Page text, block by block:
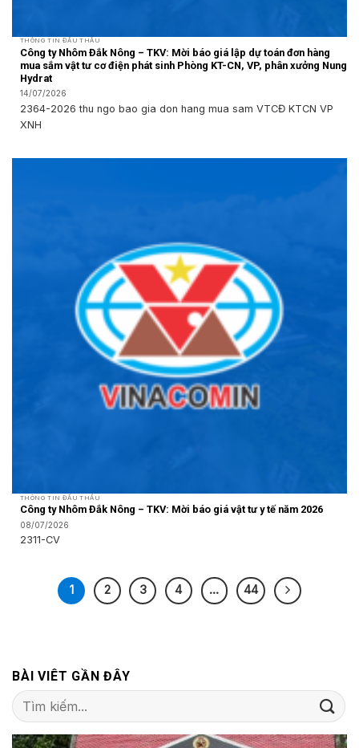
THÔNG TIN ĐẤU THẦU
Công ty Nhôm Đắk Nông – TKV: Mời báo giá lập dự toán đơn hàng
mua sắm vật tư cơ điện phát sinh Phòng KT-CN, VP, phân xưởng Nung
Hydrat
14/07/2026
2364-2026 thu ngo bao gia don hang mua sam VTCĐ KTCN VP
XNH
THÔNG TIN ĐẤU THẦU
Công ty Nhôm Đắk Nông – TKV: Mời báo giá vật tư y tế năm 2026
08/07/2026
2311-CV
1 2 3 4 … 44
BÀI VIÊT GẦN ĐÂY